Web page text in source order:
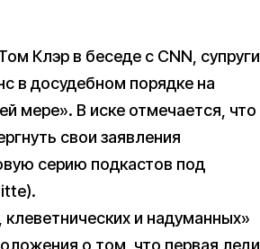
Клэр в беседе с CNN, супруги
в досудебном порядке на
мере». В иске отмечается, что
свои заявления
серию подкастов под
и надуманных»